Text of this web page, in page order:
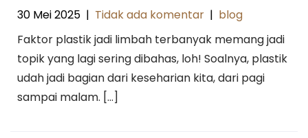
30 Mei 2025 | Tidak ada komentar | blog
Faktor plastik jadi limbah terbanyak memang jadi
topik yang lagi sering dibahas, loh! Soalnya, plastik
udah jadi bagian dari keseharian kita, dari pagi
sampai malam. […]